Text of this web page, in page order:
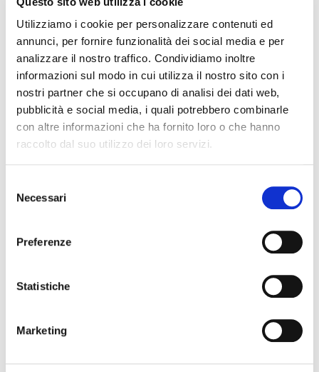
Utilizziamo i cookie per personalizzare contenuti ed
annunci, per fornire funzionalità dei social media e per
analizzare il nostro traffico. Condividiamo inoltre
informazioni sul modo in cui utilizza il nostro sito con i
nostri partner che si occupano di analisi dei dati web,
pubblicità e social media, i quali potrebbero combinarle
con altre informazioni che ha fornito loro o che hanno
raccolto dal suo utilizzo dei loro servizi.
delNecessari
Preferenze
Statistiche
Marketing
MALCESINE
4 - 6 Agosto 2026
TROFEO LOMBARDI
ARCO
8 - 10 Agosto 2026
ORA CUP ORA
12 - 14 Agosto 2026
REGGIO CALABRIA